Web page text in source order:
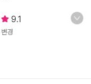
9.1
변경